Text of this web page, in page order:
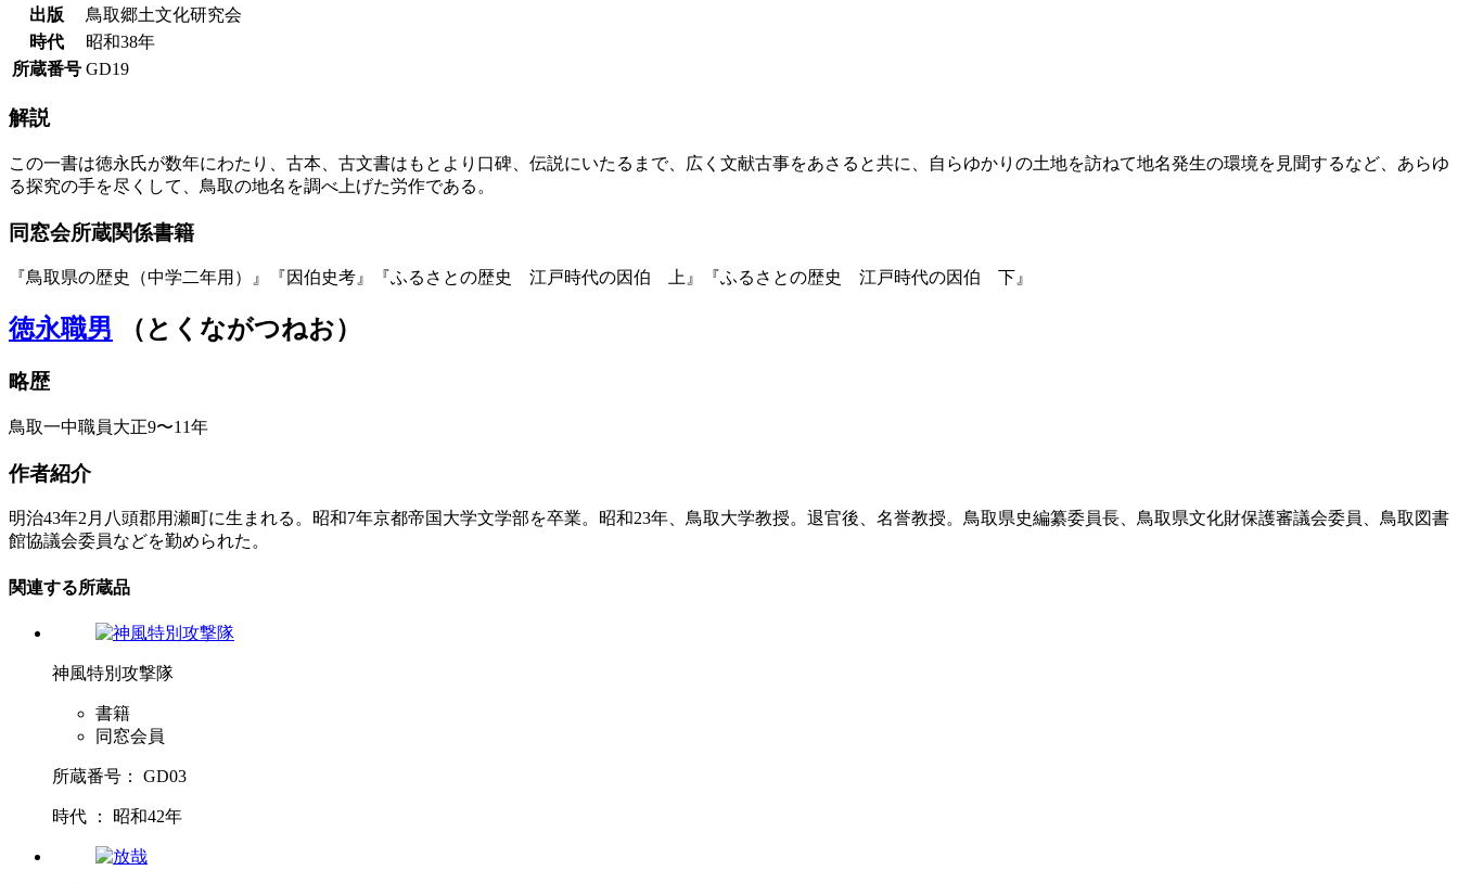
出版
鳥取郷土文化研究会
時代
昭和38年
所蔵番号 GD19
解説
この一書は徳永氏が数年にわたり、古本、古文書はもとより口碑、伝説にいたるまで、広く文献古事をあさると共に、自らゆかりの土地を訪ねて地名発生の環境を見聞するなど、あらゆ
る探究の手を尽くして、鳥取の地名を調べ上げた労作である。
同窓会所蔵関係書籍
『鳥取県の歴史（中学二年用）』『因伯史考』『ふるさとの歴史 江戸時代の因伯 上』『ふるさとの歴史 江戸時代の因伯 下』
徳永職男 （とくながつねお）
略歴
鳥取一中職員大正9〜11年
作者紹介
明治43年2月八頭郡用瀬町に生まれる。昭和7年京都帝国大学文学部を卒業。昭和23年、鳥取大学教授。退官後、名誉教授。鳥取県史編纂委員長、鳥取県文化財保護審議会委員、鳥取図書
館協議会委員などを勤められた。
関連する所蔵品
神風特別攻撃隊
書籍
同窓会員
所蔵番号： GD03
時代 ： 昭和42年